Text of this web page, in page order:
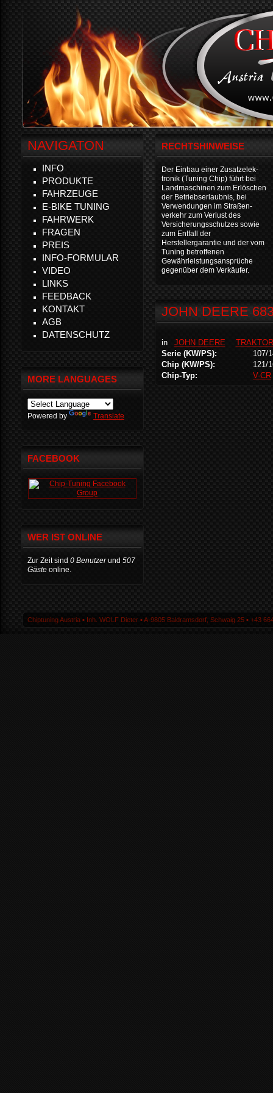
RECHTSHINWEISE
Der Einbau einer Zusatzelek-
tronik (Tuning Chip) führt bei
Landmaschinen zum Erlöschen
der Betriebserlaubnis, bei
Verwendungen im Straßen-
verkehr zum Verlust des
Versicherungsschutzes sowie
zum Entfall der
Herstellergarantie und der vom
Tuning betroffenen
Gewährleistungsansprüche
gegenüber dem Verkäufer.
JOHN DEERE
in JOHN DEERE
Serie (KW/PS):
107/
Chip (KW/PS):
121/
Chip-Typ:
V-CR
NAVIGATON
INFO
PRODUKTE
FAHRZEUGE
E-BIKE TUNING
FAHRWERK
FRAGEN
PREIS
INFO-FORMULAR
VIDEO
LINKS
FEEDBACK
KONTAKT
AGB
DATENSCHUTZ
MORE LANGUAGES
Powered by Translate
FACEBOOK
WER IST ONLINE
Zur Zeit sind 0 Benutzerund 507
Gäste online.
Chiptuning Austria ▪ Inh. WOLF Dieter ▪ A-9805 Baldramsdorf, Schwaig 25 ▪ +43